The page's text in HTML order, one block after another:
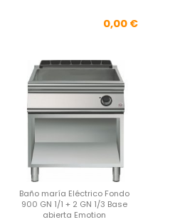
Precio
0,00 €
Baño maría Eléctrico Fondo
900 GN 1/1 + 2 GN 1/3 Base
abierta Emotion